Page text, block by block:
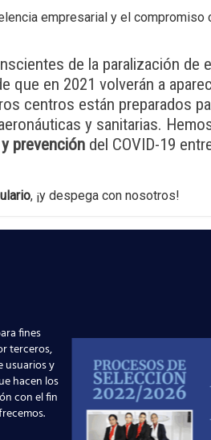
empresarial y el compromiso
de la paralización de
que en 2021 volverán a
centros están preparados
y sanitarias.
prevención del COVID-19
, ¡y despega con nosotros!
fines
terceros,
usuarios y
hacen los
con el fin